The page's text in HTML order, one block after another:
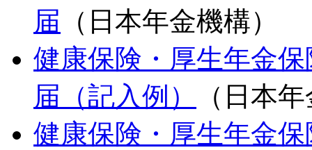
届 （日本年金機構）
健康保険・厚生年金
届（記入例）
（日本
健康保険・厚生年金